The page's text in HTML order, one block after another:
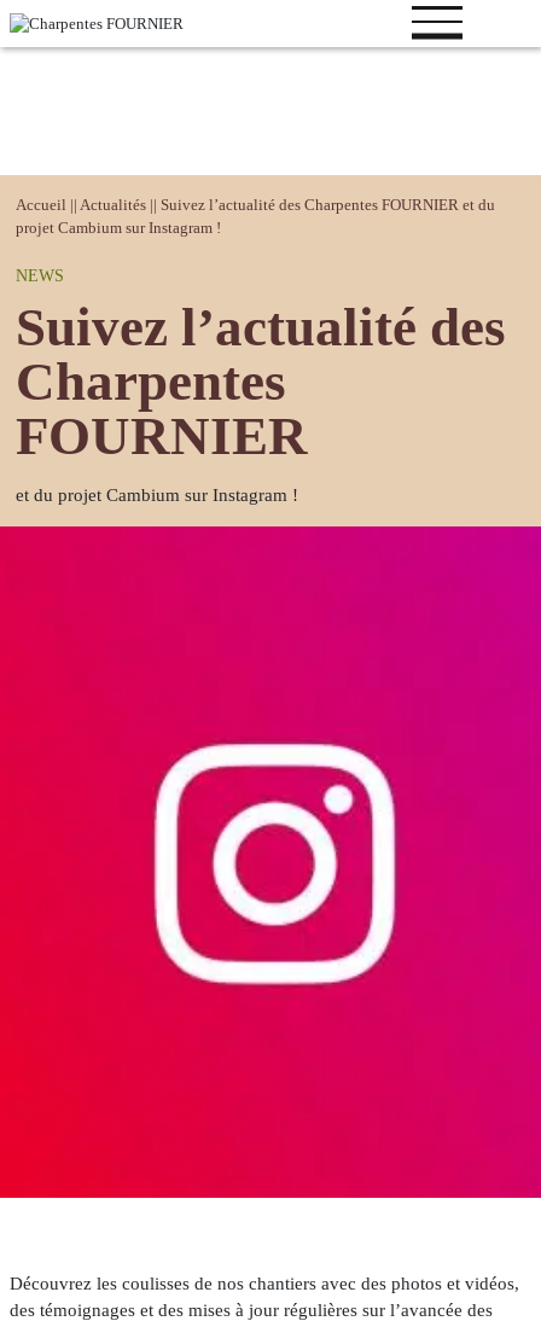
Votre
projet
Bâtiment
Bâtiment
Bâtiment de
loisirs
tertiaire
Bâtiment
Pose
Accueil || Actualités|| Suivez l’actualité des Charpentes FOURNIER et du
projet Cambium sur Instagram !
NEWS
Suivez l’actualité des
Charpentes
FOURNIER
et du projet Cambium sur Instagram !
Découvrez les coulisses de nos chantiers avec des photos et vidéos,
des témoignages et des mises à jour régulières sur l’avancée des